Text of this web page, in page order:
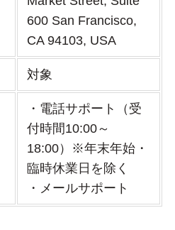
600 San Francisco,
CA 94103, USA
対象
・電話サポート（受
付時間10:00～
18:00）※年末年始・
臨時休業日を除く
・メールサポート